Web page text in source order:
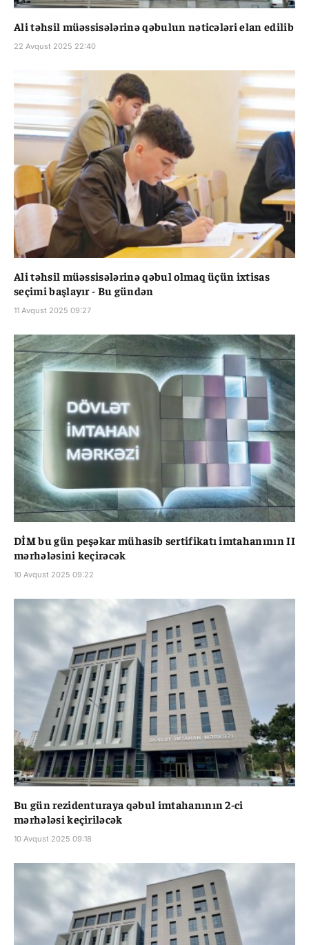
Ali təhsil müəssisələrinə qəbulun nəticələri elan edilib
22 Avqust 2025 22:40
Ali təhsil müəssisələrinə qəbul olmaq üçün ixtisas
seçimi başlayır - Bu gündən
11 Avqust 2025 09:27
DİM bu gün peşəkar mühasib sertifikatı imtahanının II
mərhələsini keçirəcək
10 Avqust 2025 09:22
Bu gün rezidenturaya qəbul imtahanının 2-ci
mərhələsi keçiriləcək
10 Avqust 2025 09:18